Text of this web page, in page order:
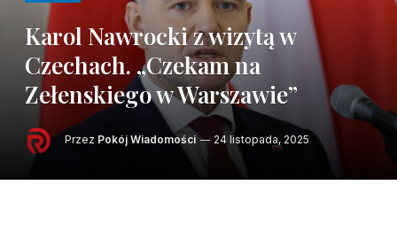
Karol Nawrocki z wizytą w
Czechach. „Czekam na
Zełenskiego w Warszawie”
Przez Pokój Wiadomości 24 listopada, 2025